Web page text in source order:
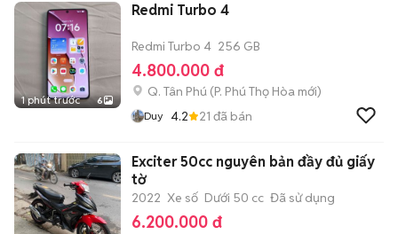
1 phút trước 6
Redmi Turbo 4
Redmi Turbo 4 256 GB
4.800.000 đ
Q. Tân Phú (P. Phú Thọ Hòa mới)
Duy 4.2 21 đã bán
Exciter 50cc nguyên bản đầy đủ giấy
tờ
2022 Xe số Dưới 50 cc Đã sử dụng
6.200.000 đ